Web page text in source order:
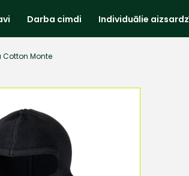
Darba cimdi Individuālie
Cotton Monte